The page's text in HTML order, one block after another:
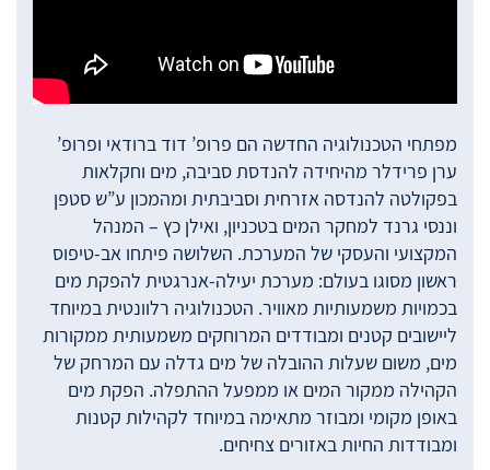
מפתחי הטכנולוגיה החדשה הם פרופ’ דוד ברודאי ופרופ’
ערן פרידלר מהיחידה להנדסת סביבה, מים וחקלאות
בפקולטה להנדסה אזרחית וסביבתית ומהמכון ע”ש סטפן
וננסי גרנד למחקר המים בטכניון, ואילן כץ – המנהל
המקצועי והעסקי של המערכת. השלושה פיתחו אב-טיפוס
ראשון מסוגו בעולם: מערכת יעילה-אנרגטית להפקת מים
בכמויות משמעותיות מאוויר. הטכנולוגיה רלוונטית במיוחד
ליישובים קטנים ומבודדים המרוחקים משמעותית ממקורות
מים, משום שעלות ההובלה של מים גדלה עם המרחק של
הקהילה ממקור המים או ממפעל ההתפלה. הפקת מים
באופן מקומי ומבוזר מתאימה במיוחד לקהילות קטנות
ומבודדות החיות באזורים צחיחים.